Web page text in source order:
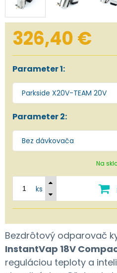
326,40 €
Parameter 1:
Parkside X20V-TEAM 20V
Parameter 2:
Bez dávkovača
Na
ks
Bezdrôtový odparovač
InstantVap 18V
reguláciou teploty a